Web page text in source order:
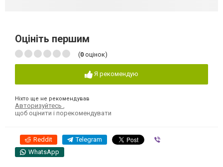
Оцініть першим
(0 оцінок)
Я рекомендую
Ніхто ще не рекомендував
Авторизуйтесь
щоб оцінити і порекомендувати
Reddit Telegram
WhatsApp